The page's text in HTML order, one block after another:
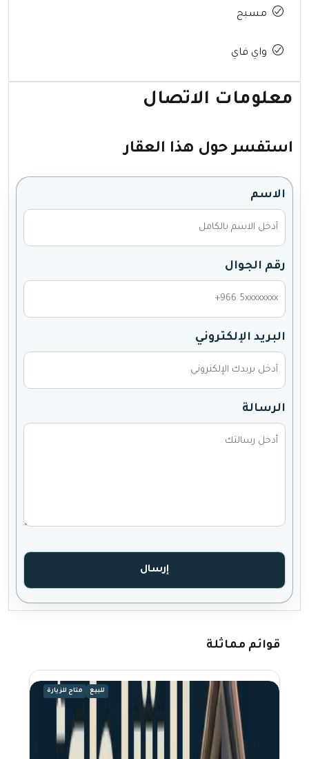
مسبح
واي فاي
معلومات الاتصال
استفسر حول هذا العقار
الاسم
رقم الجوال
البريد الإلكتروني
الرسالة
قوائم مماثلة
للبيع متاح للزيارة